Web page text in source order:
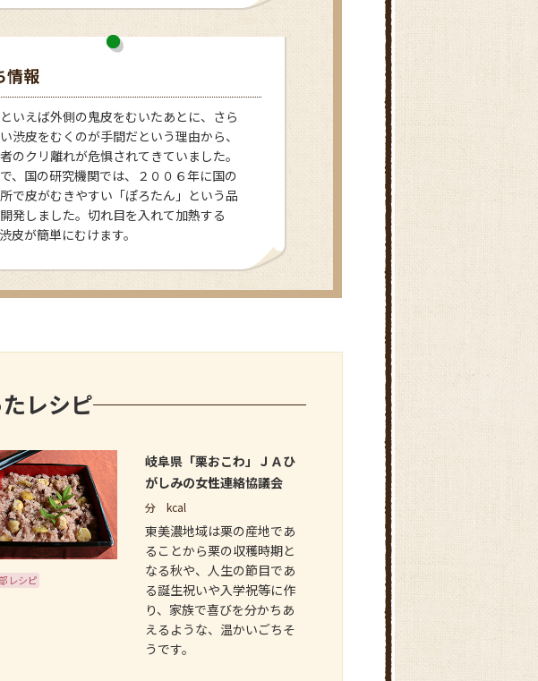
情報
いえば外側の鬼皮をむいたあとに、さら
渋皮をむくのが手間だという理由から、
のクリ離れが危惧されてきていました。
、国の研究機関では、２００６年に国の
で皮がむきやすい「ぽろたん」という品
発しました。切れ目を入れて加熱する
皮が簡単にむけます。
レシピ
レシピ
岐阜県「栗おこわ」ＪＡひ
がしみの女性連絡協議会
分 kcal
東美濃地域は栗の産地であ
ることから栗の収穫時期と
なる秋や、人生の節目であ
る誕生祝いや入学祝等に作
り、家族で喜びを分かちあ
えるような、温かいごちそ
うです。